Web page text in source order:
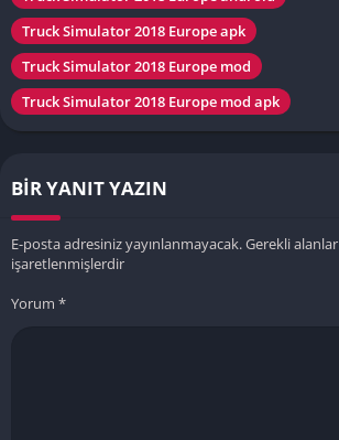
Truck Simulator 2018 Europe apk
Truck Simulator 2018 Europe mod
Truck Simulator 2018 Europe mod apk
BIR YANIT YAZIN
E-posta adresiniz yayınlanmayacak.Gerekli alanlar
işaretlenmişlerdir
Yorum *